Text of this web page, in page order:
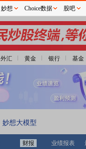
外汇 黄金 银行 基金
妙想大模型
财报 业绩报表
妙想 Choice数据 股吧